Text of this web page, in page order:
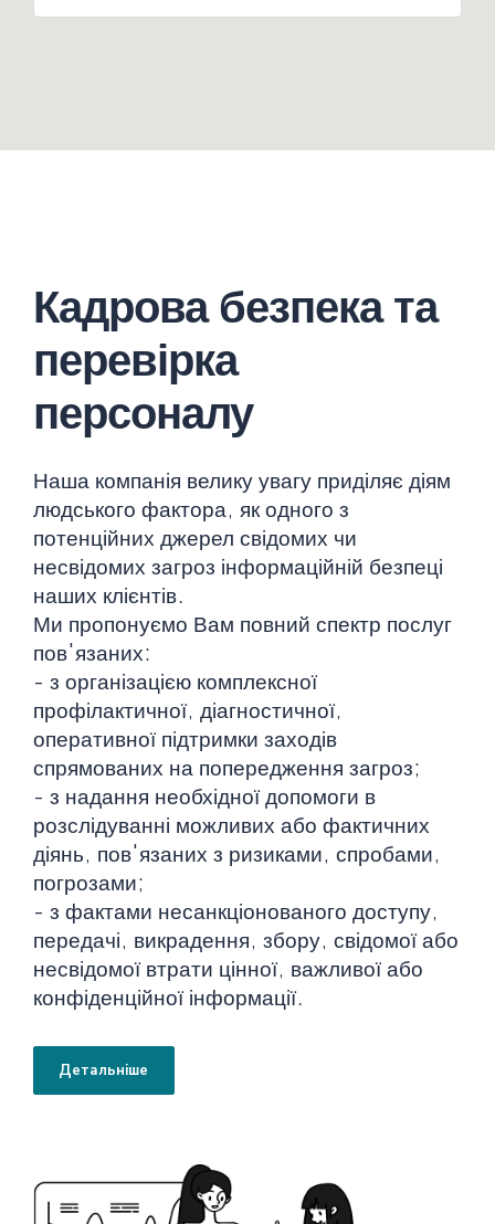
Кадрова безпека та
перевірка
персоналу
Наша компанія велику увагу приділяє діям
людського фактора, як одного з
потенційних джерел свідомих чи
несвідомих загроз інформаційній безпеці
наших клієнтів.
Ми пропонуємо Вам повний спектр послуг
пов'язаних:
- з організацією комплексної
профілактичної, діагностичної,
оперативної підтримки заходів
спрямованих на попередження загроз;
- з надання необхідної допомоги в
розслідуванні можливих або фактичних
діянь, пов'язаних з ризиками, спробами,
погрозами;
- з фактами несанкціонованого доступу,
передачі, викрадення, збору, свідомої або
несвідомої втрати цінної, важливої або
конфіденційної інформації.
Детальніше